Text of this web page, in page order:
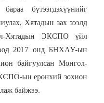
бүтээгдэхүүнийг
Хятадын зах зээлд
Хятадын ЭКСПО үйл
2017 онд БНХАУ-ын
байгуулсан Монгол-
ын ерөнхий зохион
байжээ.